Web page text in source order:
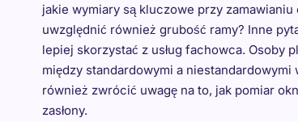
jakie wymiary są kluczowe przy
uwzględnić również grubość ramy? Inne
lepiej skorzystać z usług fachowca. Osoby
między standardowymi a
również zwrócić uwagę na to, jak pomiar
zasłony.